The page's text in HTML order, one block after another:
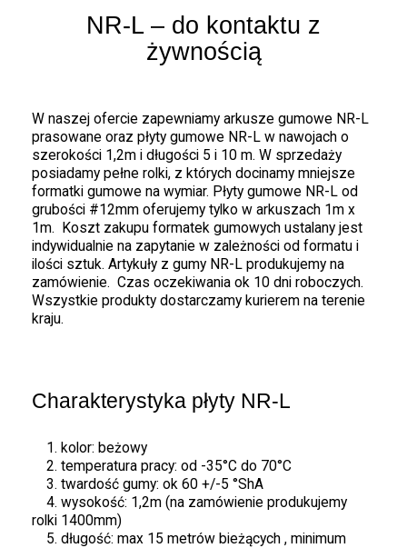
NR-L – do kontaktu z
żywnością
W naszej ofercie zapewniamy arkusze gumowe NR-L
prasowane oraz płyty gumowe NR-L w nawojach o
szerokości 1,2m i długości 5 i 10 m. W sprzedaży
posiadamy pełne rolki, z których docinamy mniejsze
formatki gumowe na wymiar. Płyty gumowe NR-L od
grubości #12mm oferujemy tylko w arkuszach 1m x
1m. Koszt zakupu formatek gumowych ustalany jest
indywidualnie na zapytanie w zależności od formatu i
ilości sztuk. Artykuły z gumy NR-L produkujemy na
zamówienie. Czas oczekiwania ok 10 dni roboczych.
Wszystkie produkty dostarczamy kurierem na terenie
kraju.
Charakterystyka płyty NR-L
1. kolor: beżowy
2. temperatura pracy: od -35°C do 70°C
3. twardość gumy: ok 60 +/-5 °ShA
4. wysokość: 1,2m (na zamówienie produkujemy
rolki 1400mm)
5. długość: max 15 metrów bieżących , minimum